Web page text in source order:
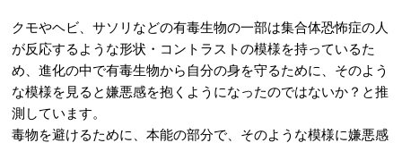
クモやヘビ、サソリなどの有毒生物の一部は集合体恐怖症の人
が反応するような形状・コントラストの模様を持っているた
め、進化の中で有毒生物から自分の身を守るために、そのよう
な模様を見ると嫌悪感を抱くようになったのではないか？と推
測しています。
毒物を避けるために、本能の部分で、そのような模様に嫌悪感